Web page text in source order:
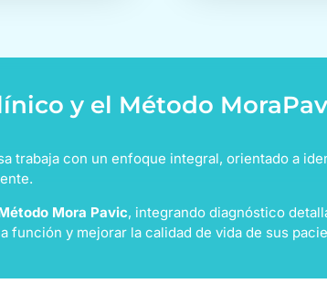
y el Método
trabaja con un enfoque integral, orientado a
Mora Pavic, integrando diagnóstico
función y mejorar la calidad de vida de sus